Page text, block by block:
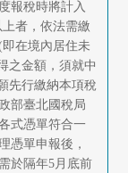
報稅時將計入
者，依法需繳
在境內居住未
之金額，須就中
先行繳納本項稅
部臺北國稅局
式憑單符合一
憑單申報後，
於隔年5月底前